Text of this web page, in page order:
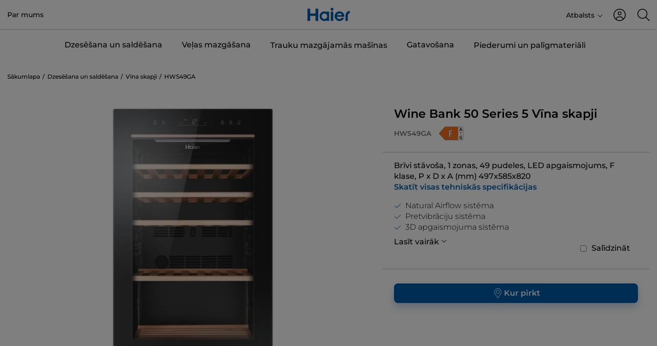
Par mums Atbalsts
Dzesēšana un saldēšana Veļas mazgāšana Trauku mazgājamās mašīnas Gatavošana Piederumi un palīgmateriāli
Sākumlapa Dzesēšana un saldēšana Vīna skapji HWS49GA
Wine Bank 50 Series 5 Vīna skapji
HWS49GA
Brīvi stāvoša, 1 zonas, 49 pudeles, LED apgaismojums, F
klase, P x D x A (mm) 497x585x820
Skatīt visas tehniskās specifikācijas
Salīdzināt
Natural Airflow sistēma
Pretvibrāciju sistēma
3D apgaismojuma sistēma
Lasīt vairāk
Kur pirkt